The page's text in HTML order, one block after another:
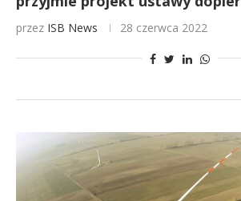
przez ISB News 28 czerwca 2022